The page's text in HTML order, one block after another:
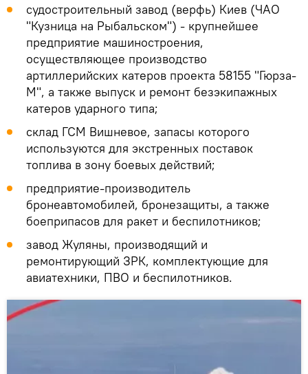
судостроительный завод (верфь) Киев (ЧАО
"Кузница на Рыбальском") - крупнейшее
предприятие машиностроения,
осуществляющее производство
артиллерийских катеров проекта 58155 "Гюрза-
М", а также выпуск и ремонт безэкипажных
катеров ударного типа;
склад ГСМ Вишневое, запасы которого
используются для экстренных поставок
топлива в зону боевых действий;
предприятие-производитель
бронеавтомобилей, бронезащиты, а также
боеприпасов для ракет и беспилотников;
завод Жуляны, производящий и
ремонтирующий ЗРК, комплектующие для
авиатехники, ПВО и беспилотников.